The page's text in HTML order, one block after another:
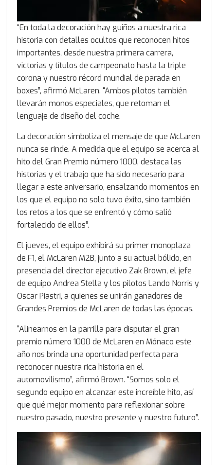
“En toda la decoración hay guiños a nuestra rica
historia con detalles ocultos que reconocen hitos
importantes, desde nuestra primera carrera,
victorias y títulos de campeonato hasta la triple
corona y nuestro récord mundial de parada en
boxes”, afirmó McLaren. “Ambos pilotos también
llevarán monos especiales, que retoman el
lenguaje de diseño del coche.
La decoración simboliza el mensaje de que McLaren
nunca se rinde. A medida que el equipo se acerca al
hito del Gran Premio número 1000, destaca las
historias y el trabajo que ha sido necesario para
llegar a este aniversario, ensalzando momentos en
los que el equipo no solo tuvo éxito, sino también
los retos a los que se enfrentó y cómo salió
fortalecido de ellos”.
El jueves, el equipo exhibirá su primer monoplaza
de F1, el McLaren M2B, junto a su actual bólido, en
presencia del director ejecutivo Zak Brown, el jefe
de equipo Andrea Stella y los pilotos Lando Norris y
Oscar Piastri, a quienes se unirán ganadores de
Grandes Premios de McLaren de todas las épocas.
“Alinearnos en la parrilla para disputar el gran
premio número 1000 de McLaren en Mónaco este
año nos brinda una oportunidad perfecta para
reconocer nuestra rica historia en el
automovilismo”, afirmó Brown. “Somos solo el
segundo equipo en alcanzar este increíble hito, así
que qué mejor momento para reflexionar sobre
nuestro pasado, nuestro presente y nuestro futuro”.